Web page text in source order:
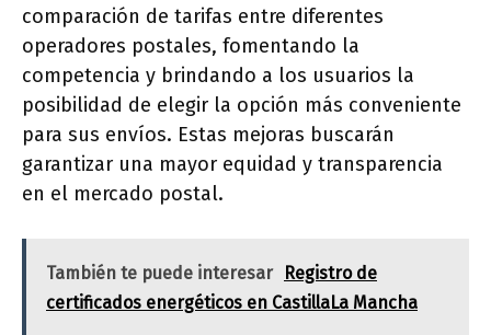
comparación de tarifas entre diferentes
operadores postales, fomentando la
competencia y brindando a los usuarios la
posibilidad de elegir la opción más conveniente
para sus envíos. Estas mejoras buscarán
garantizar una mayor equidad y transparencia
en el mercado postal.
También te puede interesar
Registro de
certificados energéticos en CastillaLa Mancha